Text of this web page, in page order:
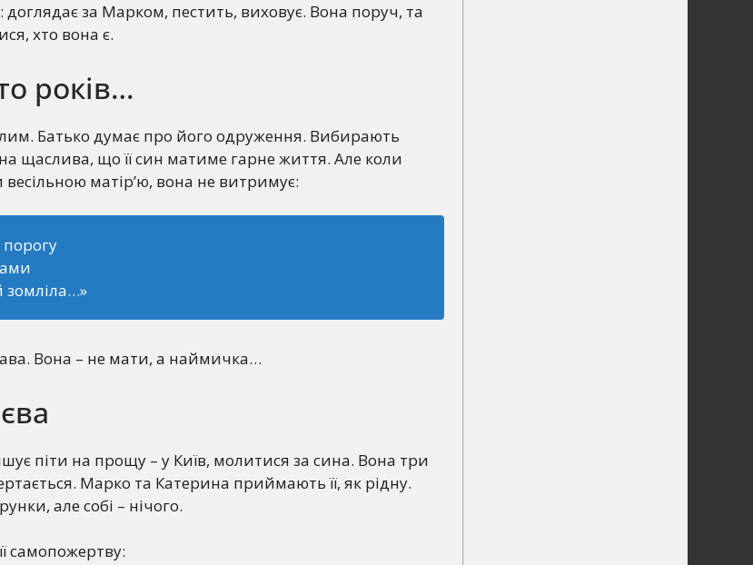
за Марком, пестить, виховує. Вона поруч, та
хто вона є.
років…
Батько думає про його одруження. Вибирають
щаслива, що її син матиме гарне життя. Але коли
матір’ю, вона не витримує:
зомліла…»
Вона – не мати, а наймичка…
піти на прощу – у Київ, молитися за сина. Вона три
Марко та Катерина приймають її, як рідну.
але собі – нічого.
самопожертву: